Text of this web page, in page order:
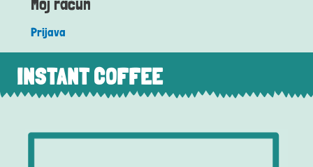
Prijava
INSTANT COFFEE